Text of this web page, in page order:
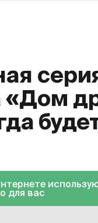
«Дом
для вас